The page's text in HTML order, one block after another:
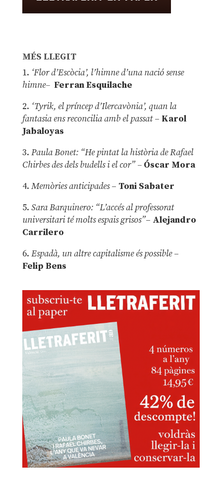
MÉS LLEGIT
1. ‘Flor d’Escòcia’, l’himne d’una nació sense
himne– Ferran Esquilache
2. ‘Tyrik, el príncep d’Ilercavònia’, quan la
fantasia ens reconcilia amb el passat– Karol
Jabaloyas
3. Paula Bonet: “He pintat la història de Rafael
Chirbes des dels budells i el cor” –Óscar Mora
4. Memòries anticipades– Toni Sabater
5. Sara Barquinero: “L’accés al professorat
universitari té molts espais grisos”– Alejandro
Carrilero
6. Espadà, un altre capitalisme és possible –
Felip Bens